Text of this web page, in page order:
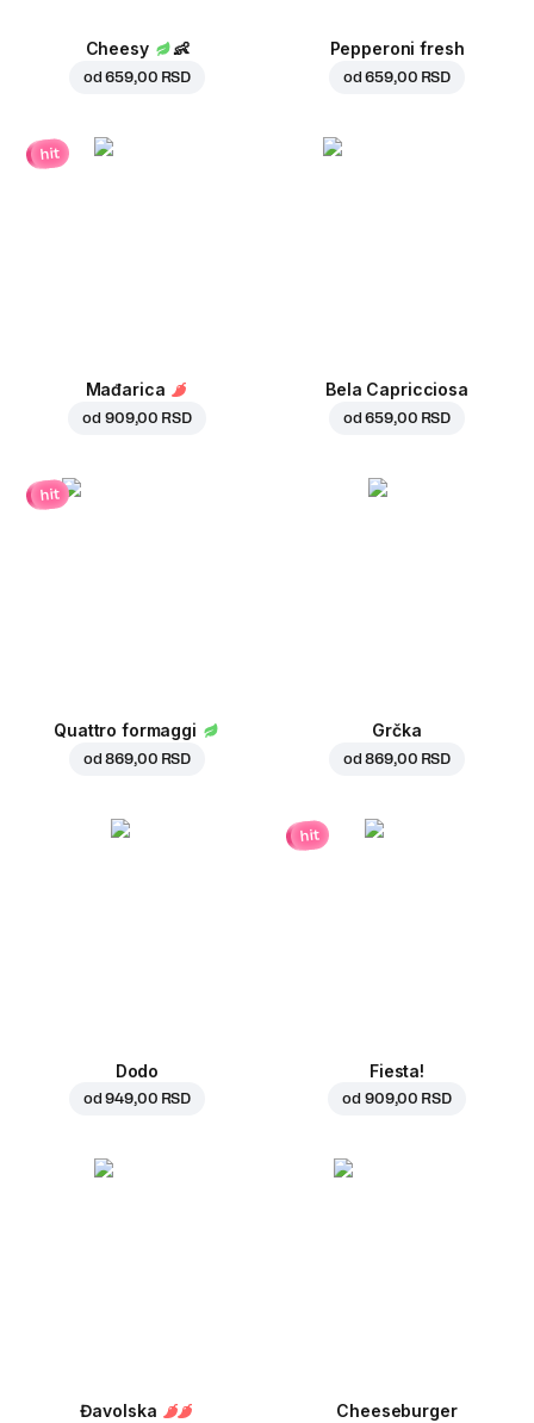
Cheesy 👶
od659,00 RSD
Pepperoni fresh
od659,00 RSD
hit
Mađarica
od 909,00 RSD
Bela Capricciosa
od659,00 RSD
hit
Quattro formaggi
od869,00 RSD
Grčka
od869,00 RSD
Dodo
od949,00 RSD
hit
Fiesta!
od 909,00 RSD
Đavolska Cheeseburger